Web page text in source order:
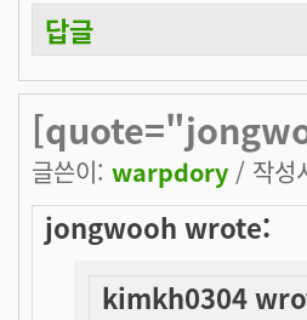
답글
글쓴이: warpdory / 작성
jongwooh wrote:
kimkh0304